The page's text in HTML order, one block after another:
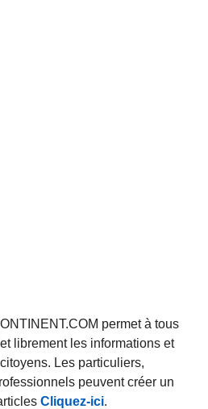
permet à tous
librement les informations et
Les particuliers,
peuvent créer un
Cliquez-ici.